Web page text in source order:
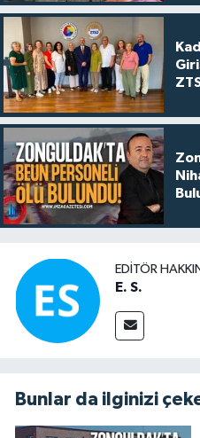
EDITÖR
E. S.
Bunlar da ilginizi